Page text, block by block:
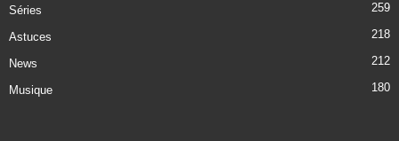
Séries 259
Astuces 218
News 212
Musique 180